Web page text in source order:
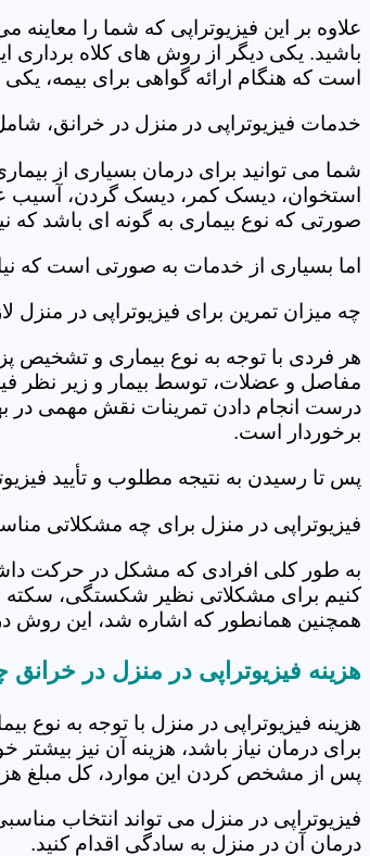
علاوه بر این فیزیوتراپی که شما را معاینه
باشید. یکی دیگر از روش های کلاه برداری
است که هنگام ارائه گواهی برای بیمه،
خدمات فیزیوتراپی در منزل در خرانق،
شما می توانید برای درمان بسیاری از
استخوان، دیسک کمر، دیسک گردن، آسیب
صورتی که نوع بیماری به گونه ای باشد که
اما بسیاری از خدمات به صورتی است که
چه میزان تمرین برای فیزیوتراپی در منزل
هر فردی با توجه به نوع بیماری و تشخیص
مفاصل و عضلات، توسط بیمار و زیر نظر
درست انجام دادن تمرینات نقش مهمی در
برخوردار است.
پس تا رسیدن به نتیجه مطلوب و تأیید
فیزیوتراپی در منزل برای چه مشکلاتی
به طور کلی افرادی که مشکل در حرکت داشته
کنیم برای مشکلاتی نظیر شکستگی، سکته
همچنین همانطور که اشاره شد، این روش
هزینه فیزیوتراپی در منزل در
هزینه فیزیوتراپی در منزل با توجه به
برای درمان نیاز باشد، هزینه آن نیز
پس از مشخص کردن این موارد، کل مبلغ
فیزیوتراپی در منزل می تواند انتخاب
درمان آن در منزل به سادگی اقدام کنید.